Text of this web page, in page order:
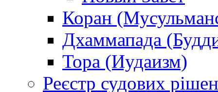
Коран
Дхаммапада
Тора (Иудаизм)
Реєстр судових